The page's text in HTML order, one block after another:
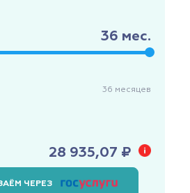
36 мес.
36 месяцев
28 935,07 ₽
ЧЕРЕЗ